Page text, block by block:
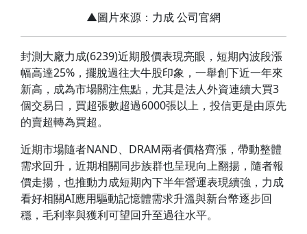
▲圖片來源：力成 公司官網
封測大廠力成(6239)近期股價表現亮眼，短期內波段漲
幅高達25%，擺脫過往大牛股印象，一舉創下近一年來
新高，成為市場關注焦點，尤其是法人外資連續大買3
個交易日，買超張數超過6000張以上，投信更是由原先
的賣超轉為買超。
近期市場隨者NAND、DRAM兩者價格齊漲，帶動整體
需求回升，近期相關同步族群也呈現向上翻揚，隨者報
價走揚，也推動力成短期內下半年營運表現續強，力成
看好相關AI應用驅動記憶體需求升溫與新台幣逐步回
穩，毛利率與獲利可望回升至過往水平。